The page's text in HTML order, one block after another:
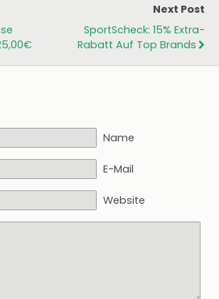
Next Post
SportScheck: 15% Extra-
Rabatt Auf Top Brands
Name
E-Mail
Website